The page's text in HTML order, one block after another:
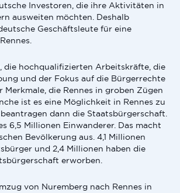
Investoren, die ihre Aktivitäten in
ausweiten möchten. Deshalb
Geschäftsleute für eine
die hochqualifizierten Arbeitskräfte, die
und der Fokus auf die Bürgerrechte
Merkmale, die Rennes in groben Zügen
ist es eine Möglichkeit in Rennes zu
dann die Staatsbürgerschaft.
6,5 Millionen Einwanderer. Das macht
Bevölkerung aus. 4,1 Millionen
und 2,4 Millionen haben die
erworben.
von Nuremberg nach Rennes in